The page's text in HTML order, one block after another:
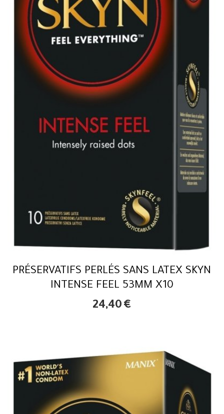
PRÉSERVATIFS PERLÉS SANS LATEX SKYN
INTENSE FEEL 53MM X10
24,40 €